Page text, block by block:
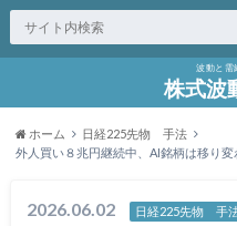
波動と需
株式波
ホーム
日経225先物 手法
外人買い８兆円継続中、AI銘柄は移り
2026.06.02 日経225先物 手